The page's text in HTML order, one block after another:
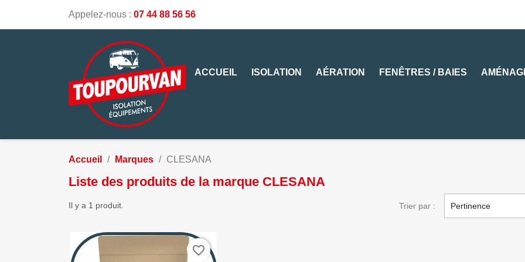
Appelez-nous : 07 44 88 56 56
ACCUEIL ISOLATION AÉRATION FENÊTRES / BAIES
Accueil Marques CLESANA
Liste des produits de la marque CLESANA
Il y a 1 produit. Trier par : Pertinence
favorite_border